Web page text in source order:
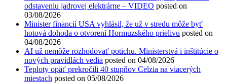
odstaveniu jadrovej elektrárne – VIDEO posted on
03/08/2026
Minister financií USA vyhlásil, že už v stredu môže byť
hotová dohoda o otvorení Hormuzského prielivu posted on
04/08/2026
AI už nemôže rozhodovať potichu. Ministerstvá i inštitúcie o
nových pravidlách vedia posted on 04/08/2026
Teploty opäť prekročili 40 stupňov Celzia na viacerých
miestach posted on 05/08/2026